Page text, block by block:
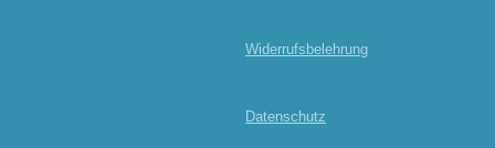
Widerrufsbelehrung
Datenschutz